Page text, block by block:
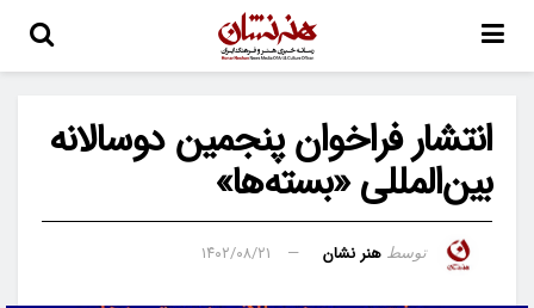
انتشار فراخوان پنجمین دوسالانه
بین‌المللی «بسته‌ها»
توسط هنر نشان ۱۴۰۲/۰۸/۲۱